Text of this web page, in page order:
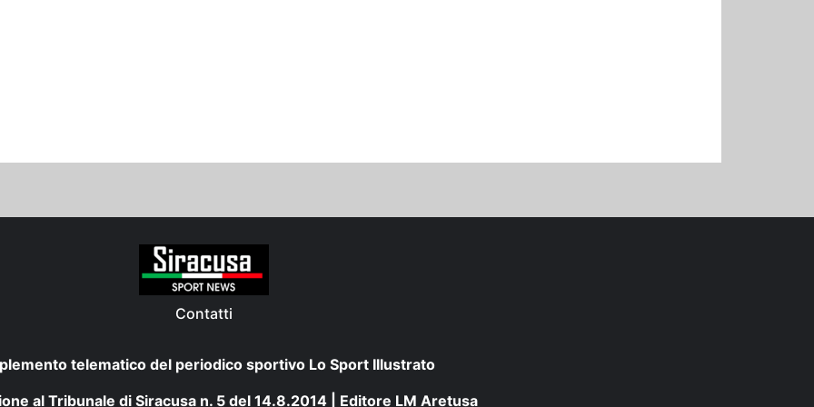
Contatti
telematico del periodico sportivo Lo Sport Illustrato
al Tribunale di Siracusa n. 5 del 14.8.2014 | Editore LM Aretusa